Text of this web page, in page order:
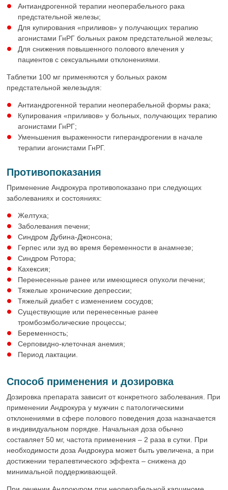
Антиандрогенной терапии неоперабельного рака
предстательной железы;
Для купирования «приливов» у получающих терапию
агонистами ГнРГ больных раком предстательной железы;
Для снижения повышенного полового влечения у
пациентов с сексуальными отклонениями.
Таблетки 100 мг применяются у больных раком
предстательной железыдля:
Антиандрогенной терапии неоперабельной формы рака;
Купирования «приливов» у больных, получающих терапию
агонистами ГнРГ;
Уменьшения выраженности гиперандрогении в начале
терапии агонистами ГнРГ.
Противопоказания
Применение Андрокура противопоказано при следующих
заболеваниях и состояниях:
Желтуха;
Заболевания печени;
Синдром Дубина-Джонсона;
Герпес или зуд во время беременности в анамнезе;
Синдром Ротора;
Кахексия;
Перенесенные ранее или имеющиеся опухоли печени;
Тяжелые хронические депрессии;
Тяжелый диабет с изменением сосудов;
Существующие или перенесенные ранее
тромбоэмболические процессы;
Беременность;
Серповидно-клеточная анемия;
Период лактации.
Способ применения и дозировка
Дозировка препарата зависит от конкретного заболевания. При
применении Андрокура у мужчин с патологическими
отклонениями в сфере полового поведения доза назначается
в индивидуальном порядке. Начальная доза обычно
составляет 50 мг, частота применения – 2 раза в сутки. При
необходимости доза Андрокура может быть увеличена, а при
достижении терапевтического эффекта – снижена до
минимальной поддерживающей.